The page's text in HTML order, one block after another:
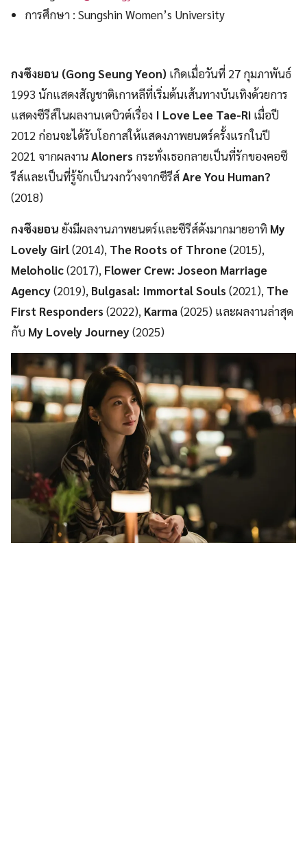
การศึกษา : Sungshin Women’s University
กงซึงยอน (Gong SeungYeon) เกิดเมื่อวันที่ 27 กุมภาพันธ์
1993 นักแสดงสัญชาติเกาหลีที่เริ่มต้นเส้นทางบันเทิงด้วยการ
แสดงซีรีส์ในผลงานเดบิวต์เรื่อง I Love Lee Tae-Ri เมื่อปี
2012 ก่อนจะได้รับโอกาสให้แสดงภาพยนตร์ครั้งแรกในปี
2021 จากผลงานAloners กระทั่งเธอกลายเป็นที่รักของคอซี
รีส์และเป็นที่รู้จักเป็นวงกว้างจากซีรีส์Are You Human?
(2018)
กงซึงยอน ยังมีผลงานภาพยนตร์และซีรีส์ดังมากมายอาทิ My
Lovely Girl(2014), The Roots of Throne(2015),
Meloholic(2017), Flower Crew: Joseon Marriage
Agency(2019), Bulgasal: Immortal Souls(2021), The
First Responders(2022), Karma(2025) และผลงานล่าสุด
กับ My Lovely Journey(2025)